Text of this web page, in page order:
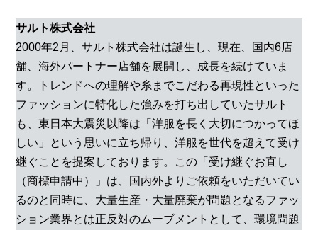
サルト株式会社
2000年2月、サルト株式会社は誕生し、現在、国内6店
舗、海外パートナー店舗を展開し、成長を続けていま
す。トレンドへの理解や糸までこだわる再現性といった
ファッションに特化した強みを打ち出していたサルト
も、東日本大震災以降は「洋服を長く大切につかってほ
しい」という思いに立ち帰り、洋服を世代を超えて受け
継ぐことを提案しております。この「受け継ぐお直し
（商標申請中）」は、国内外よりご依頼をいただいてい
るのと同時に、大量生産・大量廃棄が問題となるファッ
ション業界とは正反対のムーブメントとして、環境問題